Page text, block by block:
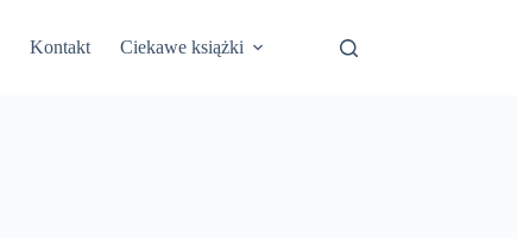
Kontakt Ciekawe książki